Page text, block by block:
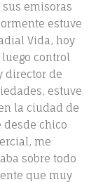
emisoras
estuve
Vida, hoy
luego control
director de
estuve
la ciudad de
desde chico
me
sobre todo
que muy